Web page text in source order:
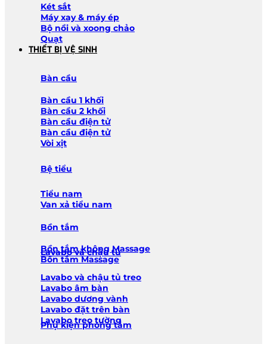
Két sắt
Máy xay & máy ép
Bộ nồi và xoong chảo
Quạt
THIẾT BỊ VỆ SINH
Bàn cầu
Bàn cầu 1 khối
Bàn cầu 2 khối
Bàn cầu điện tử
Bàn cầu điện tử
Vòi xịt
Bệ tiểu
Tiểu nam
Van xả tiểu nam
Bồn tắm
Bồn tắm không Massage
Bồn tắm Massage
Lavabo và chậu tủ
Lavabo và chậu tủ treo
Lavabo âm bàn
Lavabo dương vành
Lavabo đặt trên bàn
Lavabo treo tường
Phụ kiện phòng tắm